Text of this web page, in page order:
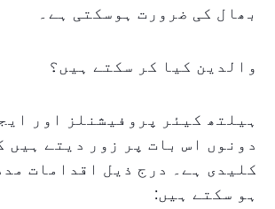
بھال کی ضرورت ہوسکتی ہے۔
والدین کیا کر سکتے ہیں؟
ہیلتھ کیئر پروفیشنلز اور
دونوں اس بات پر زور دیتے ہیں
کلیدی ہے۔ درج ذیل اقدامات
ہو سکتے ہیں: